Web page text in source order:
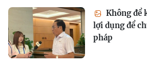
Không để
lợi dụng để
pháp